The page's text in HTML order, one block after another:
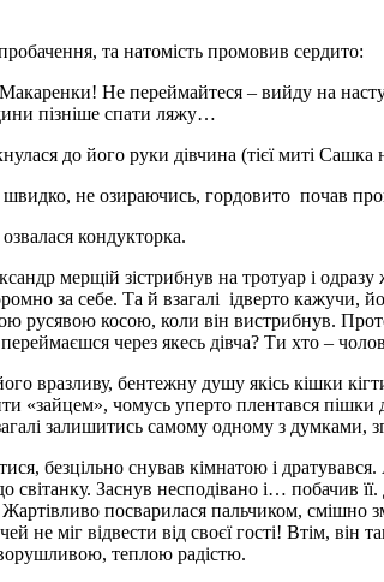
та натомість промовив сердито:
Не переймайтеся – вийду на
пізніше спати ляжу…
до його руки дівчина (тієї миті Сашка
не озираючись, гордовито почав
кондукторка.
мерщій зістрибнув на тротуар і
за себе. Та й взагалі ідверто кажучи,
русявою косою, коли він вистрибнув.
через якесь дівча? Ти хто –
вразливу, бентежну душу якісь кішки
«зайцем», чомусь уперто плентався
залишитись самому одному з думками,
безцільно снував кімнатою і
Заснув несподівано і… побачив
посварилася пальчиком, смішно
не міг відвести від своєї гості! Втім, він
теплою радістю.